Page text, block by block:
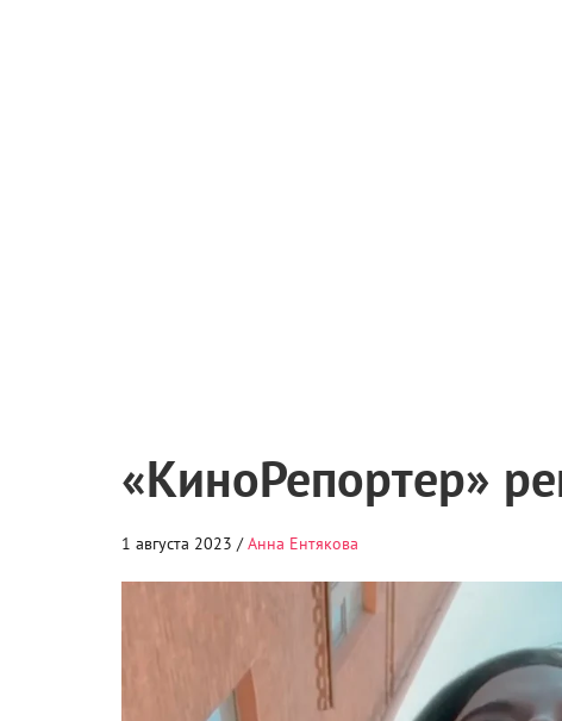
«КиноРепортер»
1 августа 2023 /Анна Ентякова